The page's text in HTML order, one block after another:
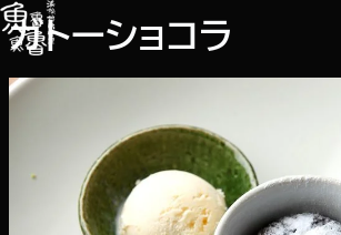
内
容
を
ス
ガトーショコラ